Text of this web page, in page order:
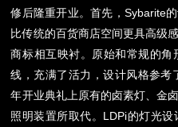
修后隆重开业。首先， Sybarite
比传统的百货商店空间更具高级
商标相互映衬。原始和常规的
线，充满了活力，设计风格参考
年开业典礼上原有的卤素灯、金
照明装置所取代。 LDPi的灯光设